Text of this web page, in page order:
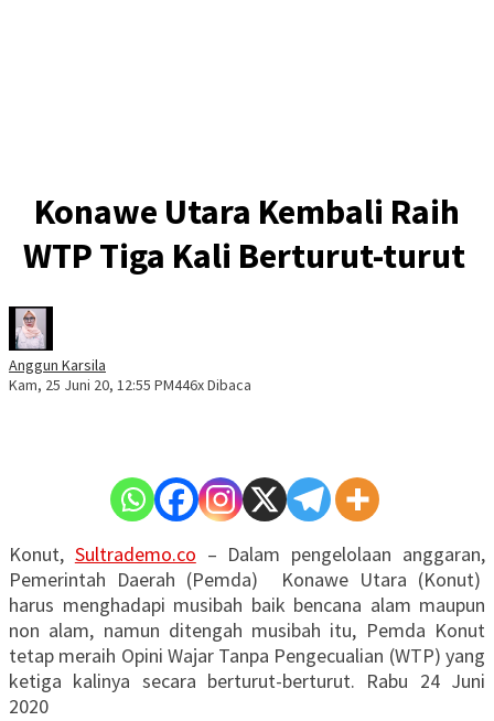
Konawe Utara Kembali Raih
WTP Tiga Kali Berturut-turut
Anggun Karsila
Kam, 25 Juni 20, 12:55 PM446x Dibaca
Konut, Sultrademo.co – Dalam pengelolaan anggaran,
Pemerintah Daerah (Pemda) Konawe Utara (Konut)
harus menghadapi musibah baik bencana alam maupun
non alam, namun ditengah musibah itu, Pemda Konut
tetap meraih Opini Wajar Tanpa Pengecualian (WTP) yang
ketiga kalinya secara berturut-berturut. Rabu 24 Juni
2020